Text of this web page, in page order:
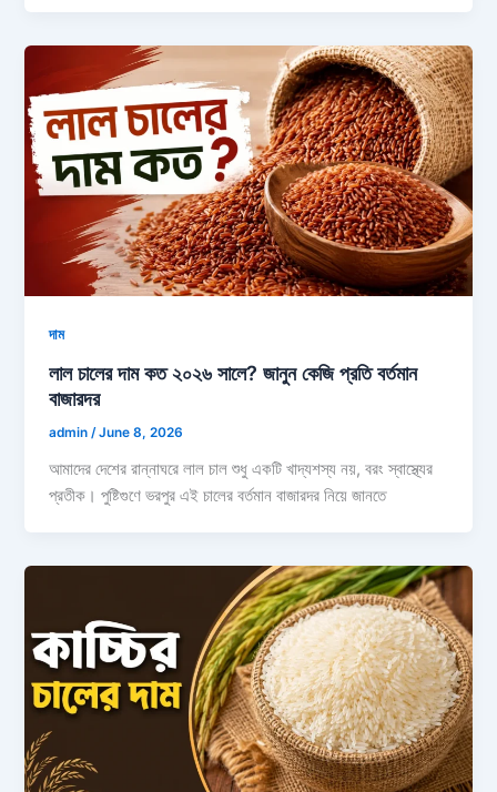
দাম
লাল চালের দাম কত ২০২৬ সালে? জানুন কেজি প্রতি বর্তমান
বাজারদর
admin /June 8, 2026
আমাদের দেশের রান্নাঘরে লাল চাল শুধু একটি খাদ্যশস্য নয়, বরং স্বাস্থ্যের
প্রতীক। পুষ্টিগুণে ভরপুর এই চালের বর্তমান বাজারদর নিয়ে জানতে